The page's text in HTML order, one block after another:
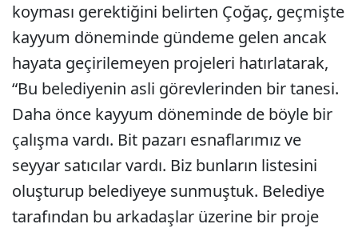
koyması gerektiğini belirten Çoğaç, geçmişte
kayyum döneminde gündeme gelen ancak
hayata geçirilemeyen projeleri hatırlatarak,
“Bu belediyenin asli görevlerinden bir tanesi.
Daha önce kayyum döneminde de böyle bir
çalışma vardı. Bit pazarı esnaflarımız ve
seyyar satıcılar vardı. Biz bunların listesini
oluşturup belediyeye sunmuştuk. Belediye
tarafından bu arkadaşlar üzerine bir proje